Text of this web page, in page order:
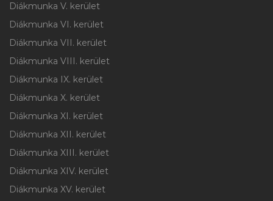
Diákmunka V. kerület
Diákmunka VI. kerület
Diákmunka VII. kerület
Diákmunka VIII. kerület
Diákmunka IX. kerület
Diákmunka X. kerület
Diákmunka XI. kerület
Diákmunka XII. kerület
Diákmunka XIII. kerület
Diákmunka XIV. kerület
Diákmunka XV. kerület